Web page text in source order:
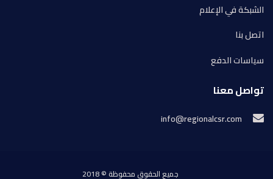
الشبكة في الإعلام
اتصل بنا
سياسات الدفع
تواصل معنا
جميع الحقوق محفوظة © 2018